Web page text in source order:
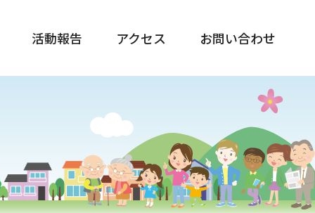
活動報告 アクセス お問い合わせ